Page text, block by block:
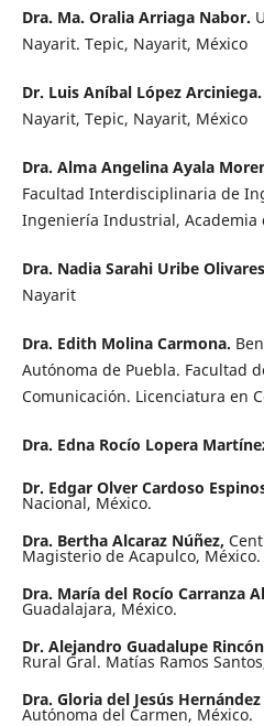
Dra. Ma. Oralia Arriaga Nabor.
Nayarit. Tepic, Nayarit, México
Dr. Luis Aníbal López Arciniega.
Nayarit, Tepic, Nayarit, México
Dra. Alma Angelina Ayala
Facultad Interdisciplinaria de
Ingeniería Industrial, Academia
Dra. Nadia Sarahi Uribe
Nayarit
Dra. Edith Molina Carmona.
Autónoma de Puebla. Facultad
Comunicación. Licenciatura en
Dra. Edna Rocío Lopera
Dr. Edgar Olver Cardoso
Nacional, México.
Dra. Bertha Alcaraz Núñez,
Magisterio de Acapulco, México.
Dra. María del Rocío Carranza
Guadalajara, México.
Dr. Alejandro Guadalupe
Rural Gral. Matías Ramos
Dra. Gloria del Jesús
Autónoma del Carmen, México.